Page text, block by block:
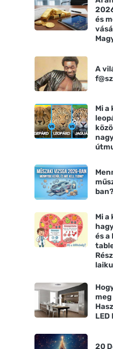
és
A
Mi a
Mi a
és a
LED
20